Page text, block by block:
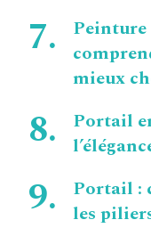
Peinture
mieux
Portail
Portail :
les